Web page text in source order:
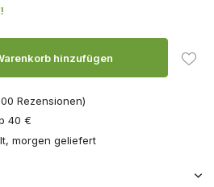
hinzufügen
Rezensionen)
40 €
morgen geliefert